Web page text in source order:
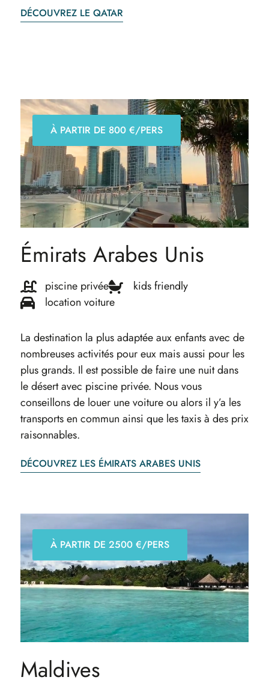
DÉCOUVREZ LE QATAR
Émirats Arabes Unis
piscine privée
kids friendly
location voiture
À PARTIR DE 800 €/PERS
La destination la plus adaptée aux enfants avec de
nombreuses activités pour eux mais aussi pour les
plus grands. Il est possible de faire une nuit dans
le désert avec piscine privée. Nous vous
conseillons de louer une voiture ou alors il y’a les
transports en commun ainsi que les taxis à des prix
raisonnables.
DÉCOUVREZ LES ÉMIRATS ARABES UNIS
Maldives
À PARTIR DE 2500 €/PERS